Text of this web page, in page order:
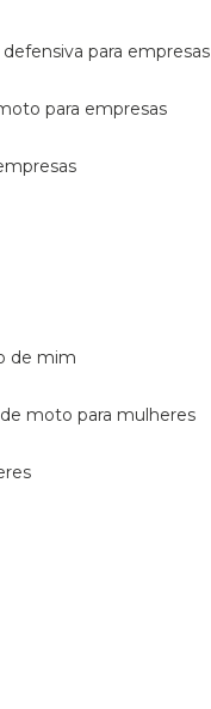
defensiva para empresas
para empresas
de mim
de moto para mulheres